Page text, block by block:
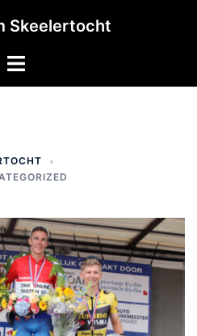
Skeelertocht
Toggle